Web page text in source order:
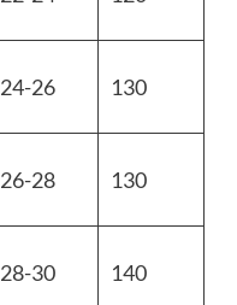
24-26 130
26-28 130
28-30 140